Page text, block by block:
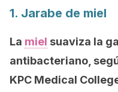
1. Jarabe de miel
La miel suaviza la
antibacteriano,
KPC Medical